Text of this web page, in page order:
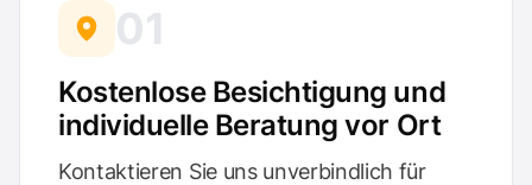
01
Kostenlose Besichtigung und
individuelle Beratung vor Ort
Kontaktieren Sie uns unverbindlich für